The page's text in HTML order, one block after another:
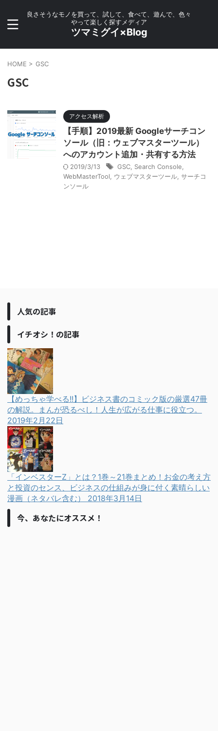
良さそうなモノを買って、試して、食べて、遊んで、色々
やって楽しく探すメディア
ツマミグイ×Blog
HOME > GSC
GSC
アクセス解析
【手順】2019最新 Googleサーチコン
ソール（旧：ウェブマスターツール）
へのアカウント追加・共有する方法
2019/3/13 GSC Search Console
WebMasterTool
ウェブマスターツール サーチコ
ンソール
人気の記事
イチオシ！の記事
【めっちゃ学べる!!】ビジネス書のコミック版の厳選47冊
の解説。まんが恐るべし！人生が広がる仕事に役立つ。
2019年2月22日
「インベスターZ」とは？1巻～21巻まとめ！お金の考え方
と投資のセンス、ビジネスの仕組みが身に付く素晴らしい
漫画（ネタバレ含む） 2018年3月14日
今、あなたにオススメ！